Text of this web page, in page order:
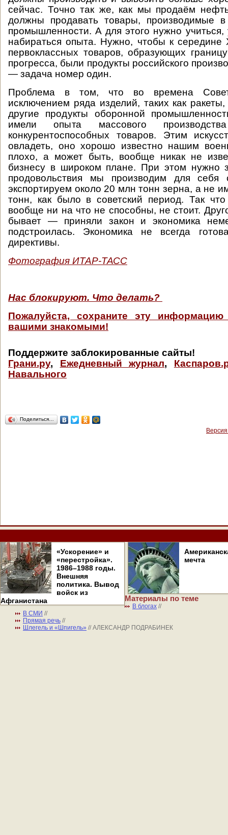
сейчас. Точно так же, как мы продаём
должны продавать товары, производимые
промышленности. А для этого нужно учиться,
набираться опыта. Нужно, чтобы к середине
первоклассных товаров, образующих границу
прогресса, были продукты российского
— задача номер один.
Проблема в том, что во времена
исключением ряда изделий, таких как
другие продукты оборонной
имели опыта массового
конкурентоспособных товаров. Этим
овладеть, оно хорошо известно нашим
плохо, а может быть, вообще никак не
бизнесу в широком плане. При этом нужно
продовольствия мы производим для
экспортируем около 20 млн тонн зерна, а не
тонн, как было в советский период. Так
вообще ни на что не способны, не стоит.
бывает — приняли закон и экономика
подстроилась. Экономика не всегда
директивы.
Фотография ИТАР-ТАСС
Нас блокируют. Что делать?
Пожалуйста, сохраните эту
вашими знакомыми!
Поддержите заблокированные сайты!
Грани.ру, Ежедневный журнал,
Навального
Поделиться…
«Ускорение» и
«перестройка».
1986–1988 годы.
Внешняя
политика. Вывод
войск из
Афганистана
мечта
Материалы по теме
В блогах //
В СМИ //
Прямая речь //
Шлегель и «Шпигель» // АЛЕКСАНДР ПОДРАБИНЕК